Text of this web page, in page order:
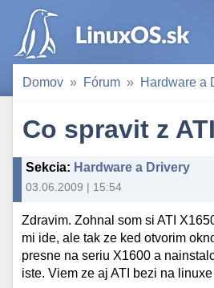
Domov Fórum Hardware a
Co spravit z
Sekcia: Hardware a Drivery
03.06.2009 | 15:54
Zdravim. Zohnal som si ATI
mi ide, ale tak ze ked otvorim
presne na seriu X1600 a
iste. Viem ze aj ATI bezi na